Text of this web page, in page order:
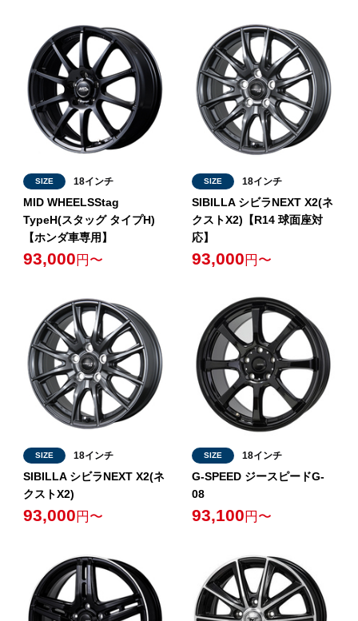
SIZE 18インチ
MID WHEELSStag
TypeH(スタッグ タイプH)
【ホンダ車専用】
93,000 円〜
SIZE 18インチ
SIBILLA シビラNEXT X2(ネ
クストX2)【R14 球面座対
応】
93,000 円〜
SIZE 18インチ
SIBILLA シビラNEXT X2(ネ
クストX2)
93,000 円〜
SIZE 18インチ
G-SPEED ジースピードG-
08
93,100 円〜